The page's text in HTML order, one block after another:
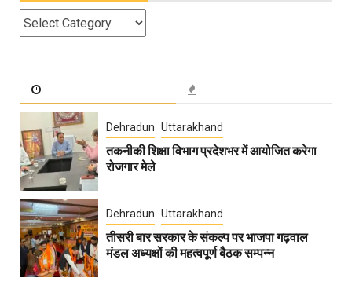
Categories
Dehradun Uttarakhand
तकनीकी शिक्षा विभाग प्रदेशभर में आयोजित करेगा
रोजगार मेले
Dehradun Uttarakhand
तीसरी बार सरकार के संकल्प पर भाजपा गढ़वाल
मंडल अध्यक्षों की महत्वपूर्ण बैठक सम्पन्न